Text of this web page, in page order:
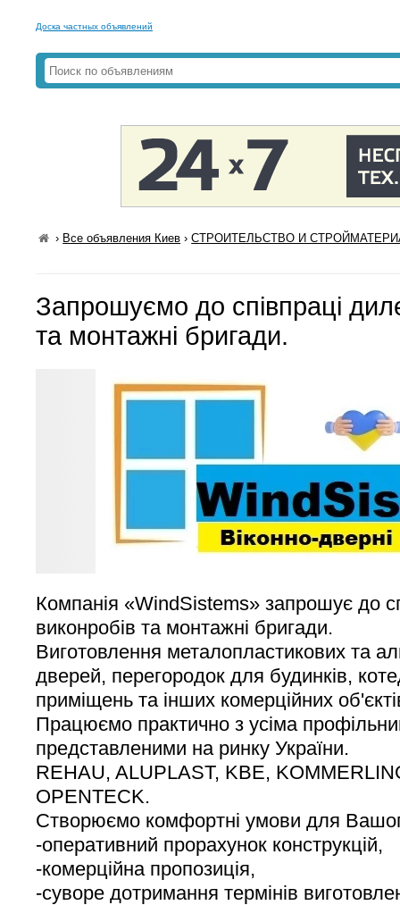
Доска частных объявлений
› Все объявления Киев ›СТРОИТЕЛЬСТВО И
Запрошуємо до співпраці
та монтажні бригади.
Компанія «WindSistems» запрошує до
виконробів та монтажні бригади.
Виготовлення металопластикових та
дверей, перегородок для будинків,
приміщень та інших комерційних
Працюємо практично з усіма
представленими на ринку України.
REHAU, ALUPLAST, KBE,
OPENTECK.
Створюємо комфортні умови для
-оперативний прорахунок конструкцій,
-комерційна пропозиція,
-суворе дотримання термінів